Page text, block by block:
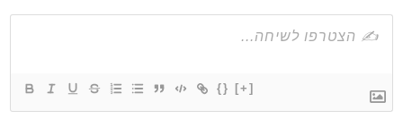
{}